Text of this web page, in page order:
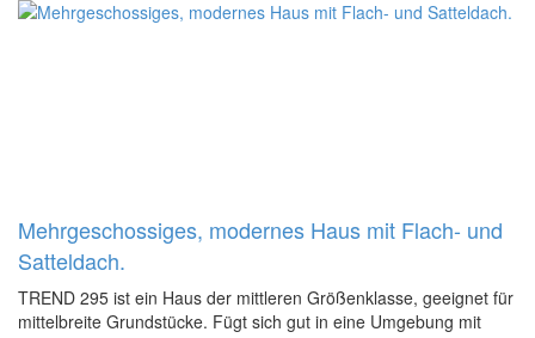
Mehrgeschossiges, modernes Haus mit Flach- und
Satteldach.
TREND 295 ist ein Haus der mittleren Größenklasse, geeignet für
mittelbreite Grundstücke. Fügt sich gut in eine Umgebung mit